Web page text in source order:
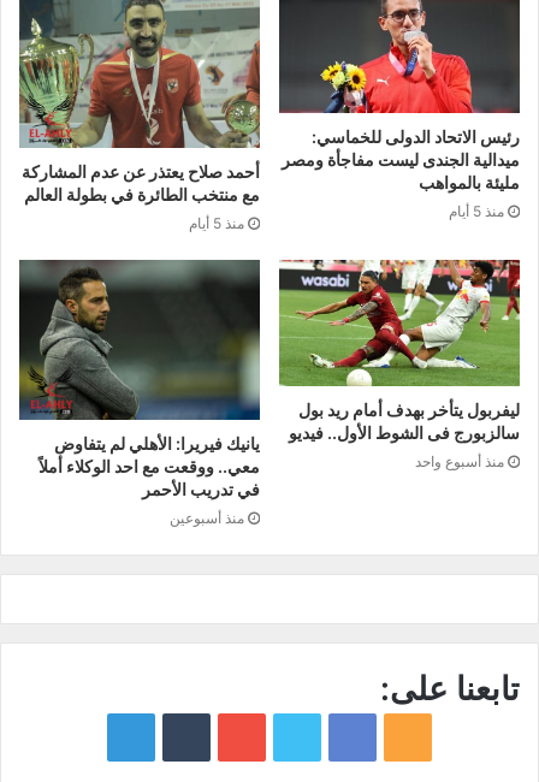
رئيس الاتحاد الدولى للخماسي:
ميدالية الجندى ليست مفاجأة ومصر
مليئة بالمواهب
منذ 5 أيام
أحمد صلاح يعتذر عن عدم المشاركة
مع منتخب الطائرة في بطولة العالم
منذ 5 أيام
ليفربول يتأخر بهدف أمام ريد بول
سالزبورج فى الشوط الأول.. فيديو
منذ أسبوع واحد
يانيك فيريرا: الأهلي لم يتفاوض
معي.. ووقعت مع احد الوكلاء أملاً
في تدريب الأحمر
منذ أسبوعين
تابعنا على: